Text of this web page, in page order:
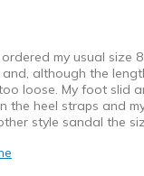
my usual size
although the
loose. My foot slid
the heel straps and
style sandal the